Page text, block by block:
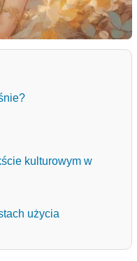
kulturowym w
użycia